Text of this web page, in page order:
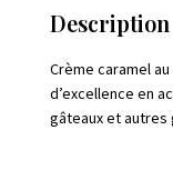
Crème caramel
d’excellence en
gâteaux et autres